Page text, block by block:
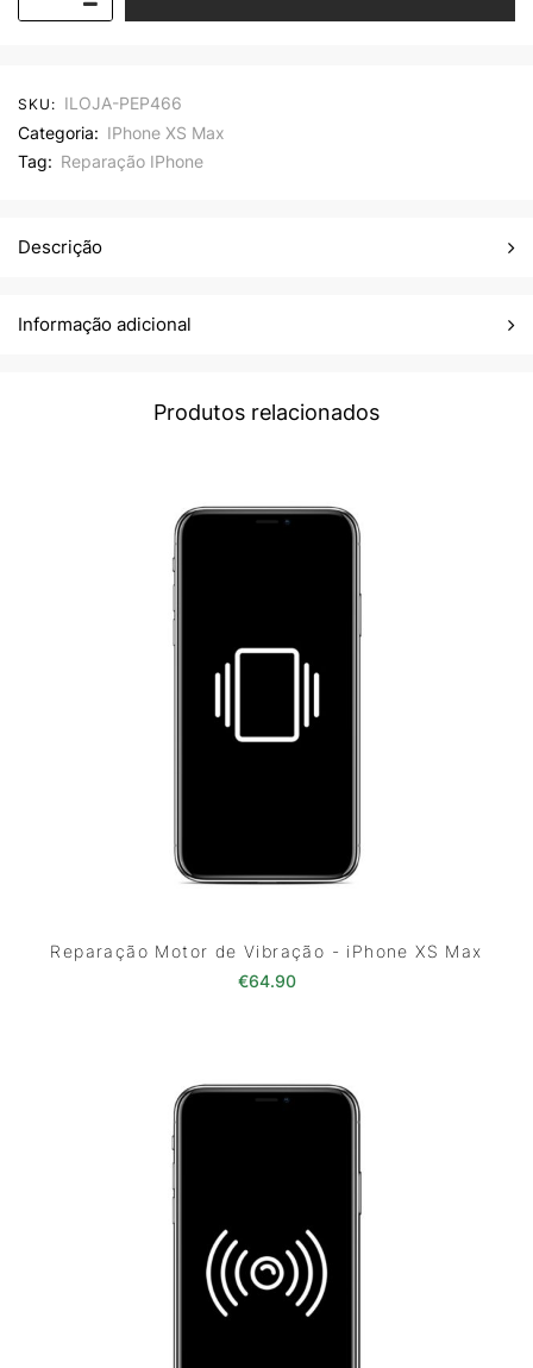
SKU: ILOJA-PEP466
Categoria: IPhone XS Max
Tag: Reparação IPhone
Descrição
Informação adicional
Produtos relacionados
Reparação Motor de Vibração - iPhone XS Max
€64.90